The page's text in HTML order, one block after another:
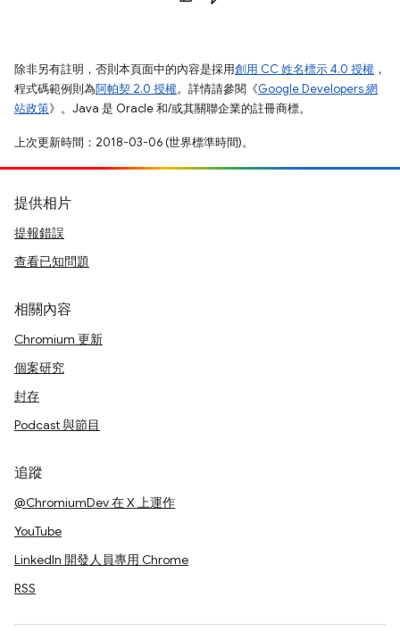
除非另有註明，否則本頁面中的內容是採用創用 CC 姓名標示 4.0 授權 ，
程式碼範例則為阿帕契 2.0 授權。詳情請參閱《Google Developers 網
站政策》。Java 是 Oracle 和/或其關聯企業的註冊商標。
上次更新時間：2018-03-06 (世界標準時間)。
提供相片
提報錯誤
查看已知問題
相關內容
Chromium 更新
個案研究
封存
Podcast 與節目
追蹤
@ChromiumDev 在 X 上運作
YouTube
LinkedIn 開發人員專用 Chrome
RSS